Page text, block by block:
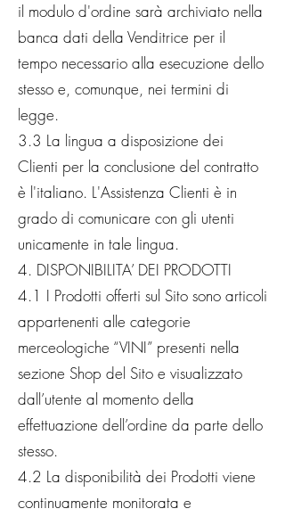
il modulo d'ordine sarà archiviato nella
banca dati della Venditrice per il
tempo necessario alla esecuzione dello
stesso e, comunque, nei termini di
legge.
3.3 La lingua a disposizione dei
Clienti per la conclusione del contratto
è l'italiano. L'Assistenza Clienti è in
grado di comunicare con gli utenti
unicamente in tale lingua.
4. DISPONIBILITA’ DEI PRODOTTI
4.1 I Prodotti offerti sul Sito sono articoli
appartenenti alle categorie
merceologiche “VINI” presenti nella
sezione Shop del Sito e visualizzato
dall’utente al momento della
effettuazione dell’ordine da parte dello
stesso.
4.2 La disponibilità dei Prodotti viene
continuamente monitorata e